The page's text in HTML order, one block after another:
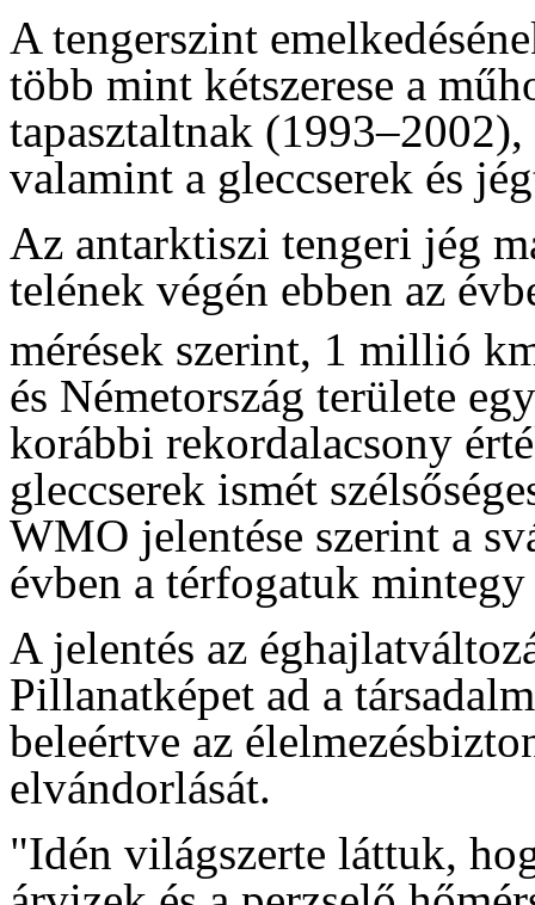
A tengerszint
több mint kétszerese a
tapasztaltnak
valamint a gleccserek és
Az antarktiszi tengeri jég
telének végén ebben az
mérések szerint, 1 millió
és Németország területe
korábbi rekordalacsony
gleccserek ismét
WMO jelentése szerint a
évben a térfogatuk
A jelentés az
Pillanatképet ad a
beleértve az
elvándorlását.
"Idén világszerte láttuk,